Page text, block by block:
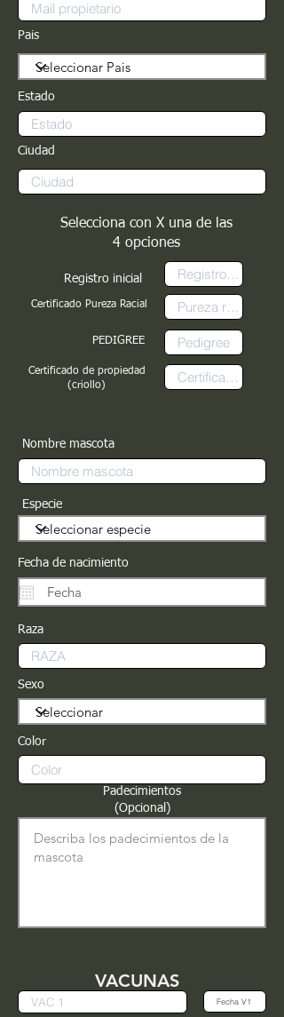
Pais
Estado
Ciudad
Registro inicial
Certificado Pureza Racial
PEDIGREE
Selecciona con X una de las
4 opciones
Certificado de propiedad
(criollo)
Nombre mascota
Especie
Fecha de nacimiento
Raza
Sexo
Color
Padecimientos
(Opcional)
VACUNAS